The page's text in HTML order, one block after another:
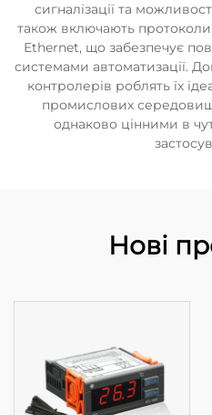
сигналізації та
також включають протоколи
Ethernet, що забезпечує
системами автоматизації.
контролерів роблять їх
промислових середовищ,
однаково цінними в
Нові